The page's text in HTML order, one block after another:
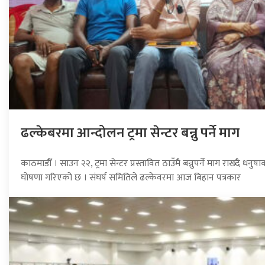
ढल्केबरमा आन्दोलन ट्रमा सेन्टर बन्नु पर्ने माग
काठमाडौँ । साउन २२, ट्रमा सेन्टर प्रस्तावित ठाउँमै बन्नुपर्ने माग राख्दै
घोषणा गरिएको छ । संघर्ष समितिले ढल्केवरमा आज बिहान पत्रकार